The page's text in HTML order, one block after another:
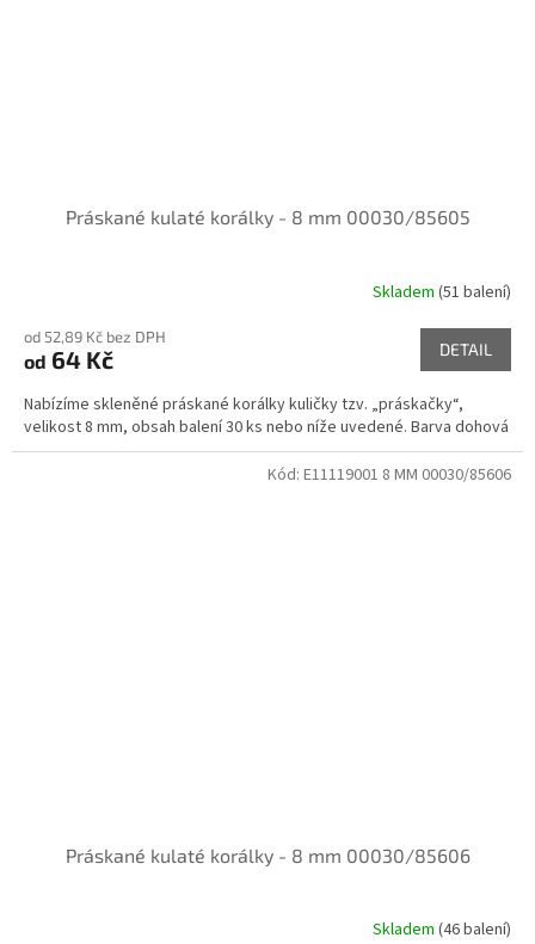
Práskané kulaté korálky - 8 mm 00030/85605
Skladem (51 balení)
od 52,89 Kč bez DPH
od 64 Kč DETAIL
Nabízíme skleněné práskané korálky kuličky tzv. „práskačky“,
velikost 8 mm, obsah balení 30 ks nebo níže uvedené. Barva dohová
Práskané kulaté korálky - 8 mm 00030/85606
Skladem (46 balení)
Kód: E11119001 8 MM 00030/85606